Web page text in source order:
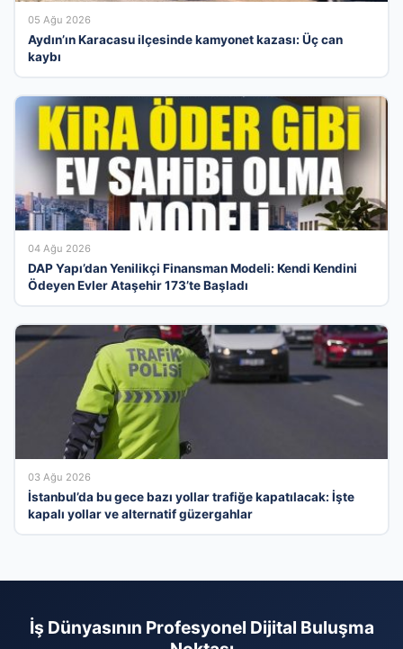
05 Ağu 2026
Aydın’ın Karacasu ilçesinde kamyonet kazası: Üç can
kaybı
04 Ağu 2026
DAP Yapı’dan Yenilikçi Finansman Modeli: Kendi Kendini
Ödeyen Evler Ataşehir 173’te Başladı
03 Ağu 2026
İstanbul’da bu gece bazı yollar trafiğe kapatılacak: İşte
kapalı yollar ve alternatif güzergahlar
İş Dünyasının Profesyonel Dijital Buluşma